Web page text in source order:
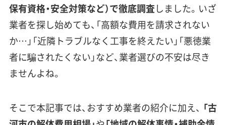
保有資格・安全対策など）で徹底調査しました。いざ
業者を探し始めても、「高額な費用を請求されない
か…」「近隣トラブルなく工事を終えたい」「悪徳業
者に騙されたくない」など、業者選びの不安は尽き
ませんよね。
そこで本記事では、おすすめ業者の紹介に加え、 「古